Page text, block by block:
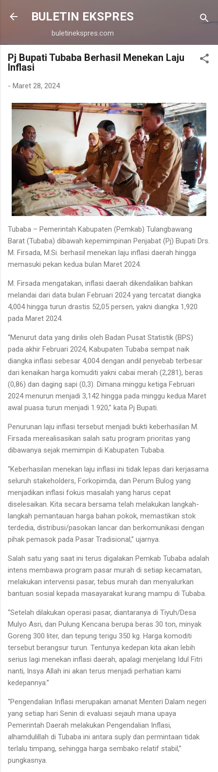
Langsung ke konten utama
BULETIN EKSPRES
buletinekspres.com
Pj Bupati Tubaba Berhasil Menekan Laju
Inflasi
- Maret 28, 2024
Tubaba – Pemerintah Kabupaten (Pemkab) Tulangbawang
Barat (Tubaba) dibawah kepemimpinan Penjabat (Pj) Bupati Drs.
M. Firsada, M.Si. berhasil menekan laju inflasi daerah hingga
memasuki pekan kedua bulan Maret 2024.
M. Firsada mengatakan, inflasi daerah dikendalikan bahkan
melandai dari data bulan Februari 2024 yang tercatat diangka
4,004 hingga turun drastis 52,05 persen, yakni diangka 1,920
pada Maret 2024.
“Menurut data yang dirilis oleh Badan Pusat Statistik (BPS)
pada akhir Februari 2024, Kabupaten Tubaba sempat naik
diangka inflasi sebesar 4,004 dengan andil penyebab terbesar
dari kenaikan harga komuditi yakni cabai merah (2,281), beras
(0,86) dan daging sapi (0,3). Dimana minggu ketiga Februari
2024 menurun menjadi 3,142 hingga pada minggu kedua Maret
awal puasa turun menjadi 1.920,” kata Pj Bupati.
Penurunan laju inflasi tersebut menjadi bukti keberhasilan M.
Firsada merealisasikan salah satu program prioritas yang
dibawanya sejak memimpin di Kabupaten Tubaba.
“Keberhasilan menekan laju inflasi ini tidak lepas dari kerjasama
seluruh stakeholders, Forkopimda, dan Perum Bulog yang
menjadikan inflasi fokus masalah yang harus cepat
diselesaikan. Kita secara bersama telah melakukan langkah-
langkah pemantauan harga bahan pokok, memastikan stok
terdedia, distribusi/pasokan lancar dan berkomunikasi dengan
pihak pemasok pada Pasar Tradisional,” ujarnya.
Salah satu yang saat ini terus digalakan Pemkab Tubaba adalah
intens membawa program pasar murah di setiap kecamatan,
melakukan intervensi pasar, tebus murah dan menyalurkan
bantuan sosial kepada masayarakat kurang mampu di Tubaba.
“Setelah dilakukan operasi pasar, diantaranya di Tiyuh/Desa
Mulyo Asri, dan Pulung Kencana berupa beras 30 ton, minyak
Goreng 300 liter, dan tepung terigu 350 kg. Harga komoditi
tersebut berangsur turun. Tentunya kedepan kita akan lebih
serius lagi menekan inflasi daerah, apalagi menjelang Idul Fitri
nanti, Insya Allah ini akan terus menjadi perhatian kami
kedepannya.”
“Pengendalian Inflasi merupakan amanat Menteri Dalam negeri
yang setiap hari Senin di evaluasi sejauh mana upaya
Pemerintah Daerah melakukan Pengendalian Inflasi,
alhamdulillah di Tubaba ini antara suply dan permintaan tidak
terlalu timpang, sehingga harga sembako relatif stabil,”
pungkasnya.